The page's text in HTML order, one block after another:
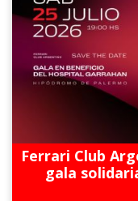
Ferrari Club
gala